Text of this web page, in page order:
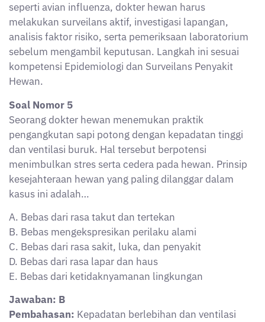
seperti avian influenza, dokter hewan harus
melakukan surveilans aktif, investigasi lapangan,
analisis faktor risiko, serta pemeriksaan laboratorium
sebelum mengambil keputusan. Langkah ini sesuai
kompetensi Epidemiologi dan Surveilans Penyakit
Hewan.
Soal Nomor 5
Seorang dokter hewan menemukan praktik
pengangkutan sapi potong dengan kepadatan tinggi
dan ventilasi buruk. Hal tersebut berpotensi
menimbulkan stres serta cedera pada hewan. Prinsip
kesejahteraan hewan yang paling dilanggar dalam
kasus ini adalah…
A. Bebas dari rasa takut dan tertekan
B. Bebas mengekspresikan perilaku alami
C. Bebas dari rasa sakit, luka, dan penyakit
D. Bebas dari rasa lapar dan haus
E. Bebas dari ketidaknyamanan lingkungan
Jawaban: B
Pembahasan: Kepadatan berlebihan dan ventilasi